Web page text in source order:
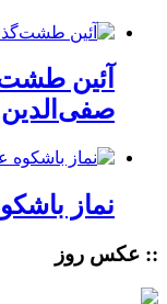
آئین
صفی‌الدین
نماز
:: عکس روز